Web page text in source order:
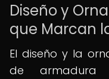
Diseño y
que Marcan
El diseño y la
de armadura